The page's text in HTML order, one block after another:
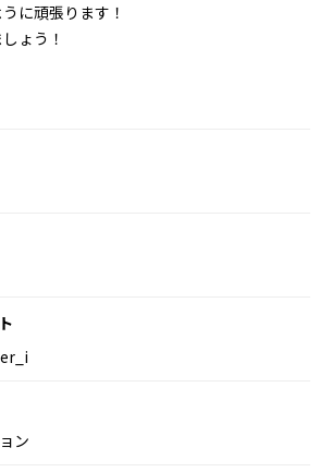
に頑張ります！
ょう！
ン